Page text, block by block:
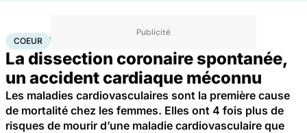
AccueilSanté
COEUR
La dissection coronaire spontanée,
un accident cardiaque méconnu
Les maladies cardiovasculaires sont la première cause
de mortalité chez les femmes. Elles ont 4 fois plus de
risques de mourir d’une maladie cardiovasculaire que